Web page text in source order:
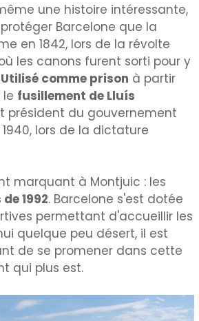
une histoire intéressante,
Barcelone que la
en 1842, lors de la révolte
les canons furent sorti pour y
Utilisé comme prison à partir
le fusillement de Lluís
président du gouvernement
lors de la dictature
marquant à Montjuic : les
1992. Barcelone s'est dotée
permettant d'accueillir les
quelque peu désert, il est
de se promener dans cette
qui plus est.